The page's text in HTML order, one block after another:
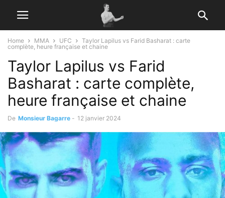
Home MMA UFC
Taylor Lapilus vs Farid Basharat : carte
complète, heure française et chaine
Taylor Lapilus vs Farid
Basharat : carte complète,
heure française et chaine
De Monsieur Bagarre - 12 janvier 2024